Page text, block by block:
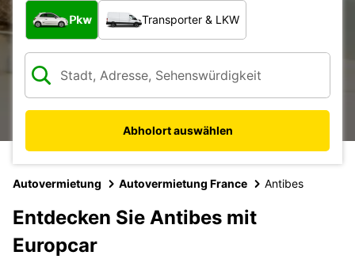
Welche Art von Fahrzeug?
Pkw Transporter & LKW
Abholort auswählen
Autovermietung Autovermietung France Antibes
Entdecken Sie Antibes mit
Europcar